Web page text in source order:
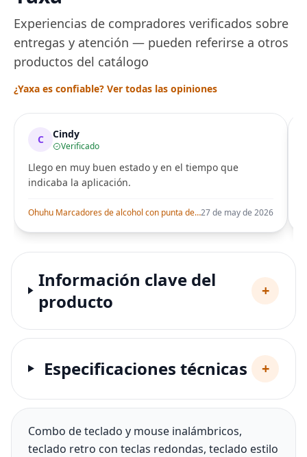
Experiencias de compradores verificados sobre
entregas y atención — pueden referirse a otros
productos del catálogo
¿Yaxa es confiable? Ver todas las opiniones
C Cindy
Verificado
Llego en muy buen estado y en el tiempo que
indicaba la aplicación.
Ohuhu Marcadores de alcohol con punta de pincel – Juego de marcadores artísticos de doble punta con certificación AP para artistas adultos27 de may de 2026
Información clave del
producto
+
Especificaciones técnicas +
Combo de teclado y mouse inalámbricos,
teclado retro con teclas redondas, teclado estilo